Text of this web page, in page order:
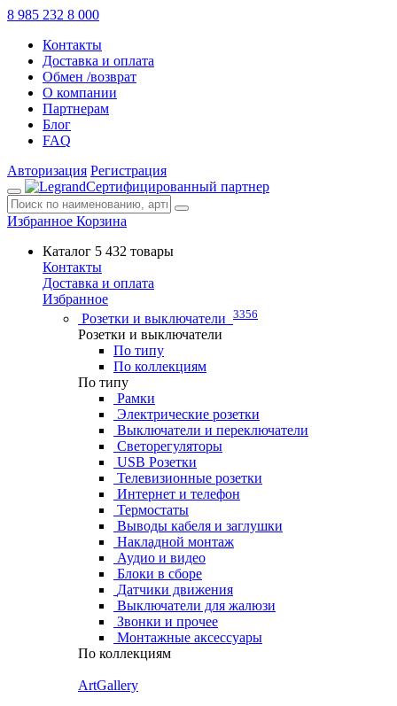
8 985 232 8 000
Контакты
Доставка и оплата
Обмен /возврат
О компании
Партнерам
Блог
FAQ
Авторизация Регистрация
Сертифицированный партнер
Избранное Корзина
Каталог 5 432 товары
Контакты
Доставка и оплата
Избранное
Розетки и выключатели 3356
Розетки и выключатели
По типу
По коллекциям
По типу
Рамки
Электрические розетки
Выключатели и переключатели
Светорегуляторы
USB Розетки
Телевизионные розетки
Интернет и телефон
Термостаты
Выводы кабеля и заглушки
Накладной монтаж
Аудио и видео
Блоки в сборе
Датчики движения
Выключатели для жалюзи
Звонки и прочее
Монтажные аксессуары
По коллекциям
ArtGallery